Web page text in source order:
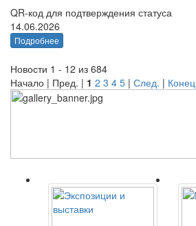
QR-код для подтверждения статуса
14.06.2026
Подробнее
Новости 1 - 12 из 684
Начало | Пред. | 1 2 3 4 5 | След. | Конец